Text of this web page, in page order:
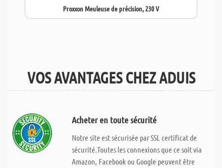
Proxxon Meuleuse de précision, 230 V
VOS AVANTAGES CHEZ ADUIS
Acheter en toute sécurité
Notre site est sécurisée par SSL certificat de
sécurité.Toutes les connexions que ce soit via
Amazon, Facebook ou Google peuvent être